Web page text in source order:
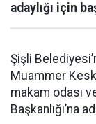
adaylığı için
Şişli
Muammer
makam odası
Başkanlığı’na